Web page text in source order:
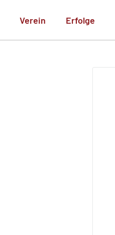
Verein Erfolge